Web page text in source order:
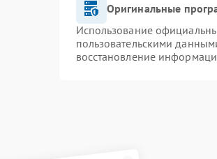
Оригинальные
Использование
пользовательскими
восстановление